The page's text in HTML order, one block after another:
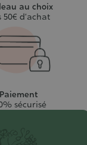
au choix
50€ d’achat
Paiement
sécurisé